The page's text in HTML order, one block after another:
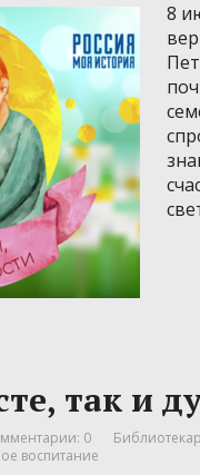
8
так и
0
воспитание